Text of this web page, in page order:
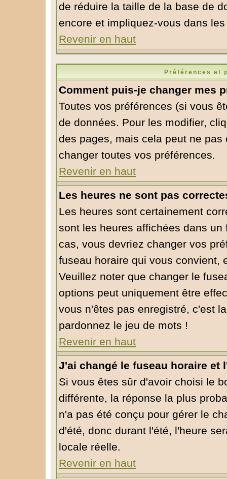
de réduire la taille de la base de
encore et impliquez-vous dans
Revenir en haut
Préférences et
Comment puis-je changer mes
Toutes vos préférences (si vous
de données. Pour les modifier,
des pages, mais cela peut ne
changer toutes vos préférences.
Revenir en haut
Les heures ne sont pas
Les heures sont certainement
sont les heures affichées dans
cas, vous devriez changer vos
fuseau horaire qui vous convient,
Veuillez noter que changer le
options peut uniquement être
vous n'êtes pas enregistré, c'est
pardonnez le jeu de mots !
Revenir en haut
J'ai changé le fuseau horaire
Si vous êtes sûr d'avoir choisi le
différente, la réponse la plus
n'a pas été conçu pour gérer le
d'été, donc durant l'été, l'heure
locale réelle.
Revenir en haut